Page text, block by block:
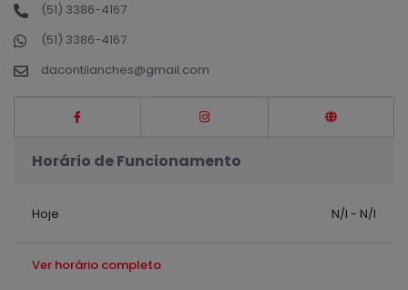
(51) 3386-4167
(51) 3386-4167
dacontilanches@gmail.com
Horário de Funcionamento
Hoje N/I - N/I
Ver horário completo